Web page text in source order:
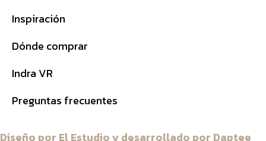
Inspiración
Dónde comprar
Indra VR
Preguntas frecuentes
Diseño por El Estudioy desarrollado por Daptee